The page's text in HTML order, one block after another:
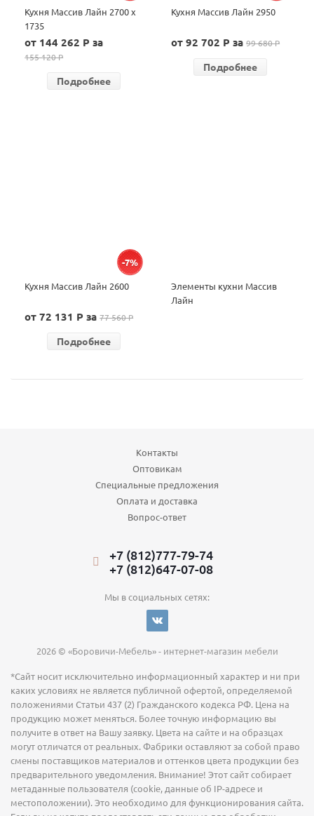
Кухня Массив Лайн 2700 х
1735
от 144 262 P за
155 120 P
Подробнее
Кухня Массив Лайн 2950
от 92 702 P за99 680 P
Подробнее
-7%
Кухня Массив Лайн 2600
от 72 131 P за77 560 P
Подробнее
Элементы кухни Массив
Лайн
Контакты
Оптовикам
Специальные предложения
Оплата и доставка
Вопрос-ответ
+7 (812)777-79-74
+7 (812)647-07-08
Мы в социальных сетях:
2026 © «Боровичи-Мебель» - интернет-магазин мебели
*Сайт носит исключительно информационный характер и ни при
каких условиях не является публичной офертой, определяемой
положениями Статьи 437 (2) Гражданского кодекса РФ. Цена на
продукцию может меняться. Более точную информацию вы
получите в ответ на Вашу заявку. Цвета на сайте и на образцах
могут отличатся от реальных. Фабрики оставляют за собой право
смены поставщиков материалов и оттенков цвета продукции без
предварительного уведомления. Внимание! Этот сайт собирает
метаданные пользователя (cookie, данные об IP-адресе и
местоположении). Это необходимо для функционирования сайта.